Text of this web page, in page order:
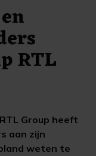
RTL
Group heeft
aan zijn
weten te